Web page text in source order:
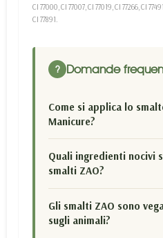
CI 77000, CI 77007, CI 77019, CI 77266, CI
CI 77891.
? Domande
Come si applica lo
Manicure?
Quali ingredienti nocivi
smalti ZAO?
Gli smalti ZAO sono
sugli animali?